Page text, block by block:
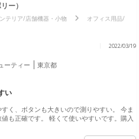
ー）
テリア/店舗機器・小物
オフィス用品/
2022/03/19
ーティー
東京都
い
く、ボタンも大きいので測りやすい。 今ま
も正確です。 軽くて使いやすいです。購入